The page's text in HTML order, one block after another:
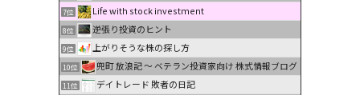
7位 Life with stock investment
8位 逆張り投資のヒント
9位 上がりそうな株の探し方
10位 兜町 放浪記 〜 ベテラン投資家向け 株式情報ブログ
11位 デイトレード 敗者の日記